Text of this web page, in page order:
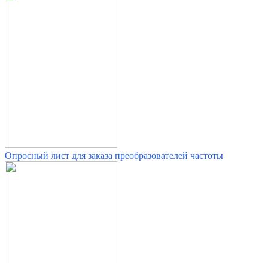
Опросный лист для заказа преобразователей частоты